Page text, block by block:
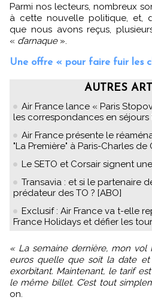
Parmi nos lecteurs, nombreux
à cette nouvelle politique, et,
que nous avons reçus,
« d’arnaque».
Une offre « pour faire fuir les
AUTRES
Air France lance « Paris
les correspondances en séjours
Air France présente le
"La Première" à Paris-Charles de
Le SETO et Corsair signent
Transavia : et si le partenaire
prédateur des TO ? [ABO]
Exclusif : Air France va t-elle
France Holidays et défier les
« La semaine dernière, mon vol
euros quelle que soit la date et
exorbitant. Maintenant, le tarif
le même billet. C’est tout
on.